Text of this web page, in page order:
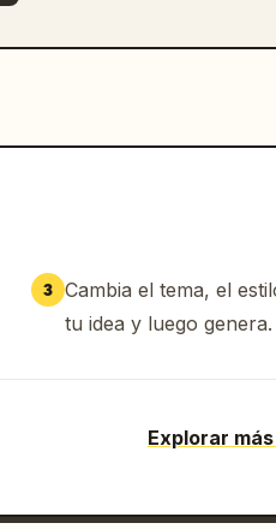
3 Cambia el tema, el
tu idea y luego genera.
Explorar